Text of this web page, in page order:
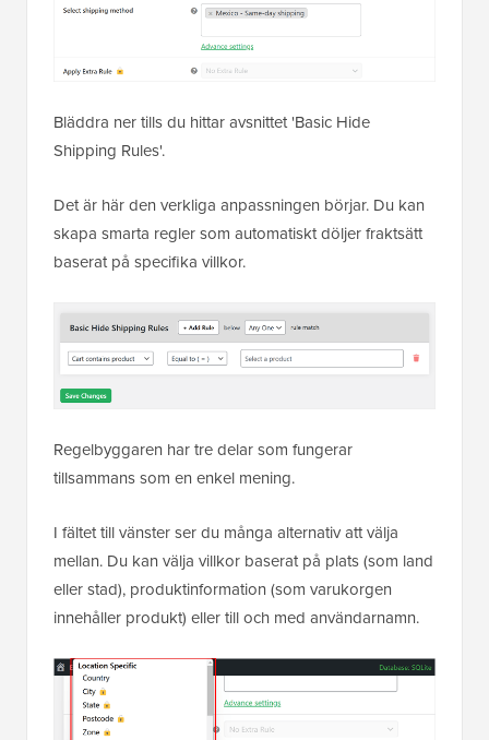
Bläddra ner tills du hittar avsnittet 'Basic Hide
Shipping Rules'.
Det är här den verkliga anpassningen börjar. Du kan
skapa smarta regler som automatiskt döljer fraktsätt
baserat på specifika villkor.
Regelbyggaren har tre delar som fungerar
tillsammans som en enkel mening.
I fältet till vänster ser du många alternativ att välja
mellan. Du kan välja villkor baserat på plats (som land
eller stad), produktinformation (som varukorgen
innehåller produkt) eller till och med användarnamn.